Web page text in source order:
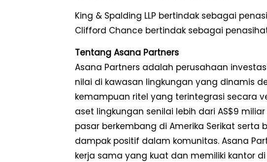
King & Spalding LLP bertindak sebagai
Clifford Chance bertindak sebagai
Tentang Asana Partners
Asana Partners adalah perusahaan
nilai di kawasan lingkungan yang dinamis
kemampuan ritel yang terintegrasi secara
aset lingkungan senilai lebih dari AS$9
pasar berkembang di Amerika Serikat
dampak positif dalam komunitas. Asana
kerja sama yang kuat dan memiliki kantor